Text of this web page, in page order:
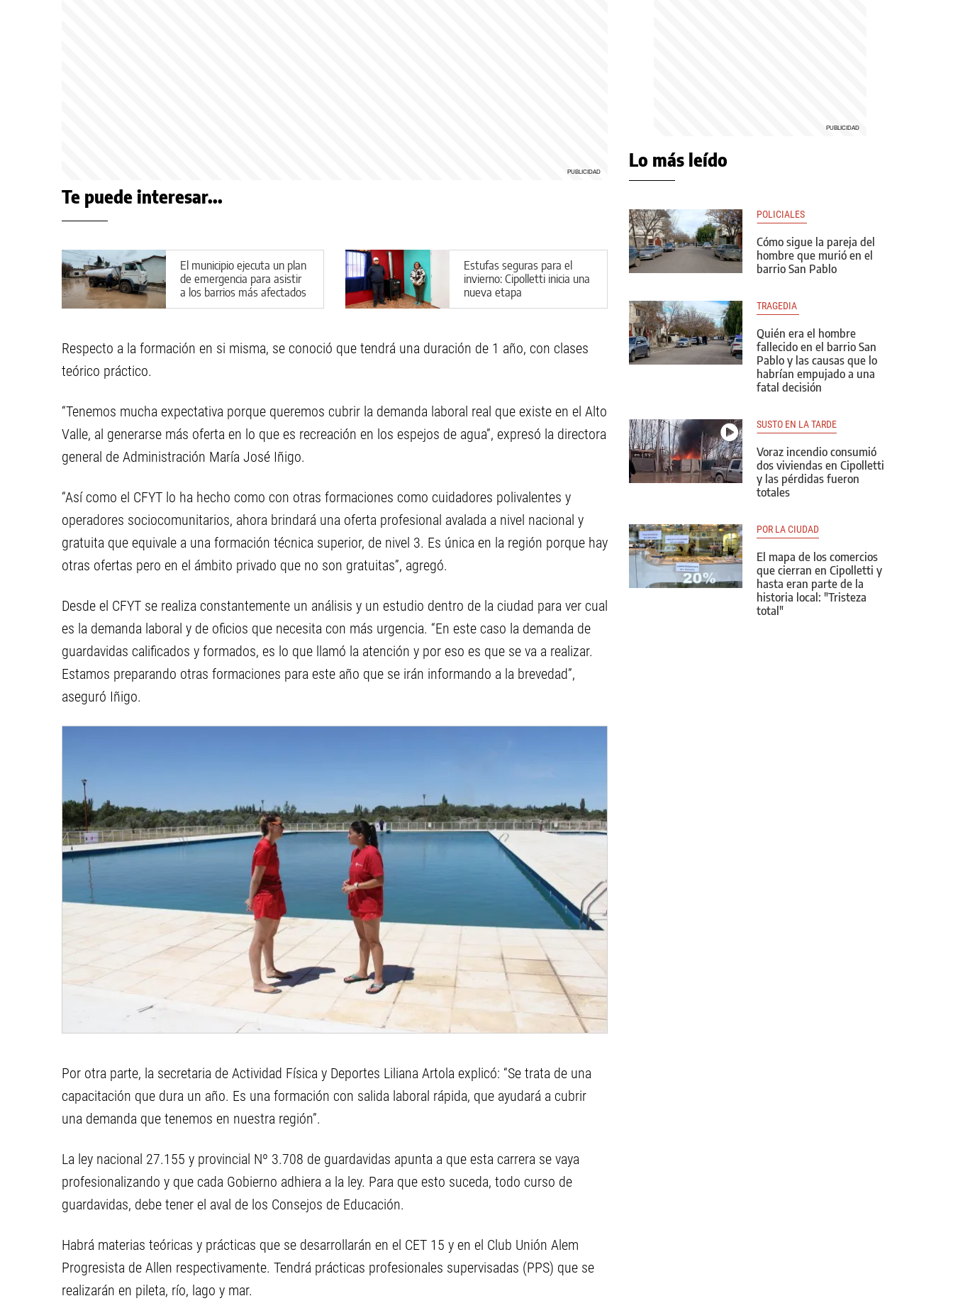
Te puede interesar...
El municipio ejecuta un plan
de emergencia para asistir
a los barrios más afectados
por las lluvias
Estufas seguras para el
invierno: Cipolletti inicia una
nueva etapa
Respecto a la formación en si misma, se conoció que tendrá una duración de 1 año, con clases
teórico práctico.
“Tenemos mucha expectativa porque queremos cubrir la demanda laboral real que existe en el Alto
Valle, al generarse más oferta en lo que es recreación en los espejos de agua”, expresó la directora
general de Administración María José Iñigo.
“Así como el CFYT lo ha hecho como con otras formaciones como cuidadores polivalentes y
operadores sociocomunitarios, ahora brindará una oferta profesional avalada a nivel nacional y
gratuita que equivale a una formación técnica superior, de nivel 3. Es única en la región porque hay
otras ofertas pero en el ámbito privado que no son gratuitas”, agregó.
Desde el CFYT se realiza constantemente un análisis y un estudio dentro de la ciudad para ver cual
es la demanda laboral y de oficios que necesita con más urgencia. “En este caso la demanda de
guardavidas calificados y formados, es lo que llamó la atención y por eso es que se va a realizar.
Estamos preparando otras formaciones para este año que se irán informando a la brevedad”,
aseguró Iñigo.
Por otra parte, la secretaria de Actividad Física y Deportes Liliana Artola explicó: “Se trata de una
capacitación que dura un año. Es una formación con salida laboral rápida, que ayudará a cubrir
una demanda que tenemos en nuestra región”.
La ley nacional 27.155 y provincial Nº 3.708 de guardavidas apunta a que esta carrera se vaya
profesionalizando y que cada Gobierno adhiera a la ley. Para que esto suceda, todo curso de
guardavidas, debe tener el aval de los Consejos de Educación.
Habrá materias teóricas y prácticas que se desarrollarán en el CET 15 y en el Club Unión Alem
Progresista de Allen respectivamente. Tendrá prácticas profesionales supervisadas (PPS) que se
realizarán en pileta, río, lago y mar.
Lo más leído
POLICIALES
Cómo sigue la pareja del
hombre que murió en el
barrio San Pablo
TRAGEDIA
Quién era el hombre
fallecido en el barrio San
Pablo y las causas que lo
habrían empujado a una
fatal decisión
SUSTO EN LA TARDE
Voraz incendio consumió
dos viviendas en Cipolletti
y las pérdidas fueron
totales
POR LA CIUDAD
El mapa de los comercios
que cierran en Cipolletti y
hasta eran parte de la
historia local: "Tristeza
total"